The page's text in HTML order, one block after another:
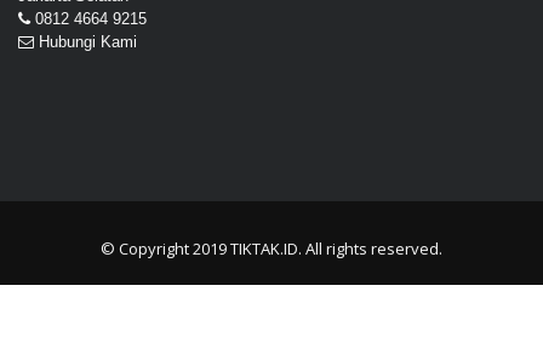
0812 4664 9215
Hubungi Kami
© Copyright 2019TIKTAK.ID. All rights reserved.